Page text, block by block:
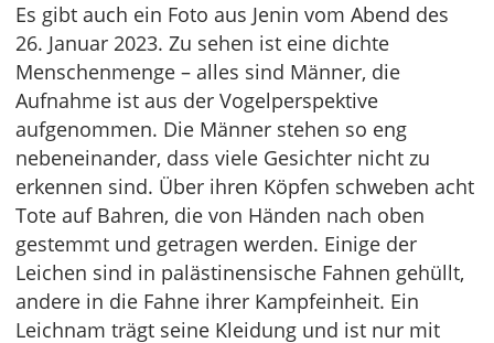
Es gibt auch ein Foto aus Jenin vom Abend des
26. Januar 2023. Zu sehen ist eine dichte
Menschenmenge – alles sind Männer, die
Aufnahme ist aus der Vogelperspektive
aufgenommen. Die Männer stehen so eng
nebeneinander, dass viele Gesichter nicht zu
erkennen sind. Über ihren Köpfen schweben acht
Tote auf Bahren, die von Händen nach oben
gestemmt und getragen werden. Einige der
Leichen sind in palästinensische Fahnen gehüllt,
andere in die Fahne ihrer Kampfeinheit. Ein
Leichnam trägt seine Kleidung und ist nur mit